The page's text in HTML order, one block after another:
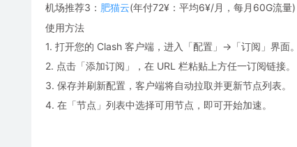
机场推荐3： 肥猫云(年付72¥：平均6¥/月，每月60G流量)
使用方法
1. 打开您的 Clash 客户端，进入「配置」→「订阅」界面。
2. 点击「添加订阅」，在 URL 栏粘贴上方任一订阅链接。
3. 保存并刷新配置，客户端将自动拉取并更新节点列表。
4. 在「节点」列表中选择可用节点，即可开始加速。